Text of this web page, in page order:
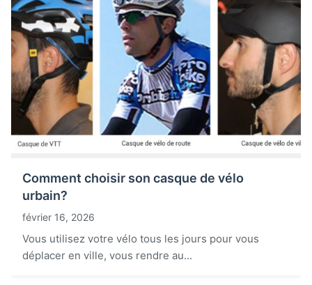
Comment choisir son casque de vélo
urbain?
février 16, 2026
Vous utilisez votre vélo tous les jours pour vous
déplacer en ville, vous rendre au...